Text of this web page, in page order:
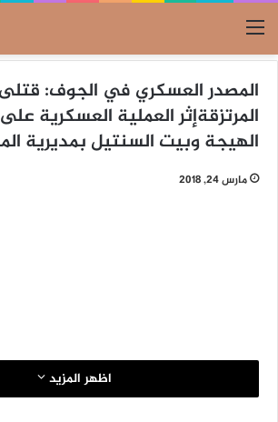
القائمة
المصدر العسكري في الجوف:
المرتزقةإثر العملية العسكرية
الهيجة وبيت السنتيل بمديرية
مارس 24, 2018
اظهر المزيد